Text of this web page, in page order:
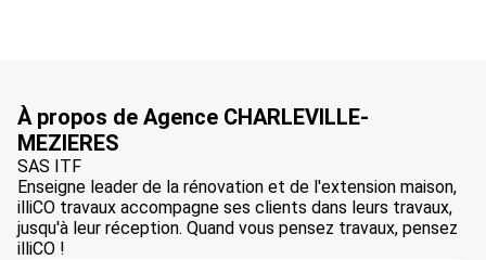
À propos de Agence CHARLEVILLE-
MEZIERES
SAS ITF
Enseigne leader de la rénovation et de l'extension maison,
illiCO travaux accompagne ses clients dans leurs travaux,
jusqu'à leur réception. Quand vous pensez travaux, pensez
illiCO !